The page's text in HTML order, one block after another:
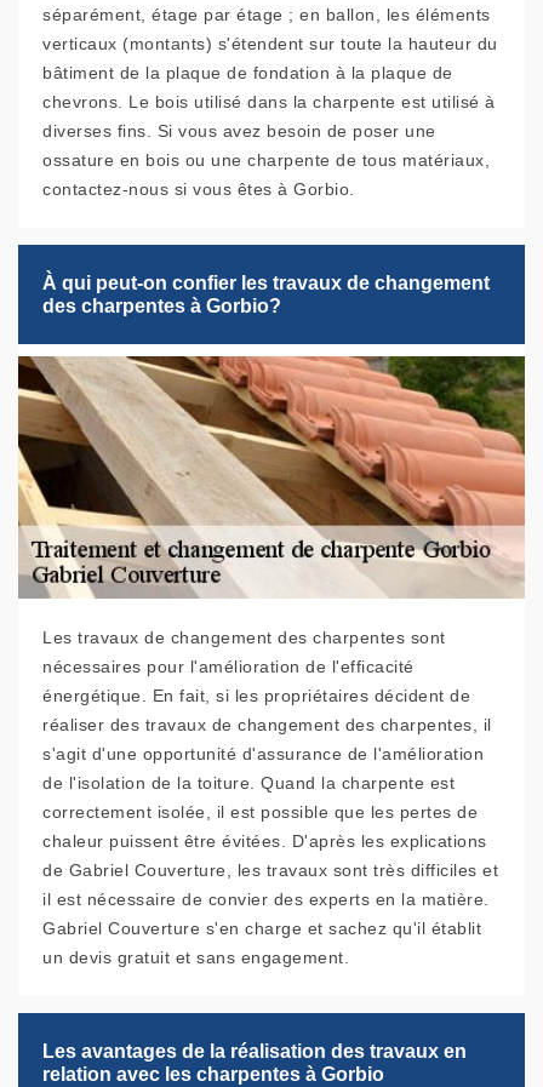
séparément, étage par étage ; en ballon, les éléments
verticaux (montants) s'étendent sur toute la hauteur du
bâtiment de la plaque de fondation à la plaque de
chevrons. Le bois utilisé dans la charpente est utilisé à
diverses fins. Si vous avez besoin de poser une
ossature en bois ou une charpente de tous matériaux,
contactez-nous si vous êtes à Gorbio.
À qui peut-on confier les travaux de changement
des charpentes à Gorbio?
Les travaux de changement des charpentes sont
nécessaires pour l'amélioration de l'efficacité
énergétique. En fait, si les propriétaires décident de
réaliser des travaux de changement des charpentes, il
s'agit d'une opportunité d'assurance de l'amélioration
de l'isolation de la toiture. Quand la charpente est
correctement isolée, il est possible que les pertes de
chaleur puissent être évitées. D'après les explications
de Gabriel Couverture, les travaux sont très difficiles et
il est nécessaire de convier des experts en la matière.
Gabriel Couverture s'en charge et sachez qu'il établit
un devis gratuit et sans engagement.
Les avantages de la réalisation des travaux en
relation avec les charpentes à Gorbio